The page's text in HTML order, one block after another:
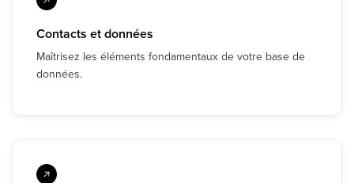
Contacts et données
Maîtrisez les éléments fondamentaux de votre base de
données.